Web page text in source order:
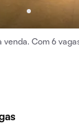
Com 6